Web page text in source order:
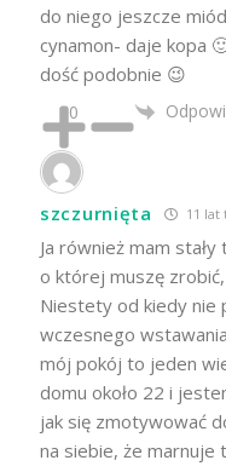
do niego jeszcze
cynamon- daje kopa
dość podobnie 😉
0
szczurnięta 11 lat
Ja również mam
o której muszę
Niestety od kiedy nie
wczesnego
mój pokój to jeden
domu około 22 i
jak się zmotywować
na siebie, że marnuje